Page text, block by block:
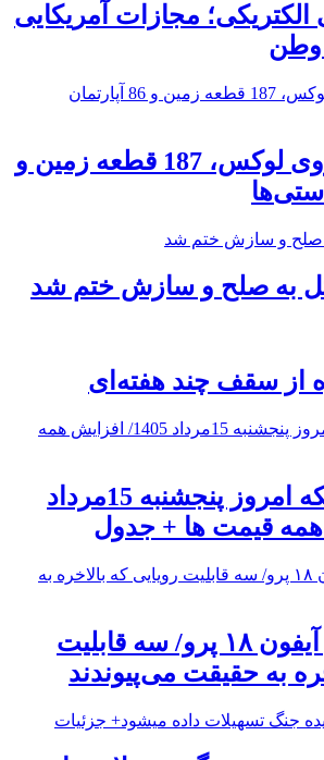
الکتریکی؛ مجازات آمریکایی
وطن
توقیف 86خودروی لوکس، 187 قطعه زمین و
از سقف چند هفته‌ای
قیمت طلا و سکه امروز پنجشنبه 15مرداد
تحول بزرگ در آیفون ۱۸ پرو/ سه قابلیت
به حقیقت می‌پیوندند